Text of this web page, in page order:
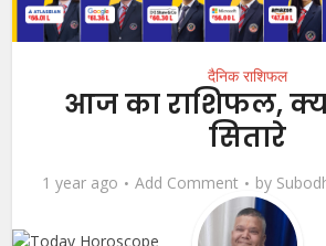
दैनिक राशिफल
आज का राशिफल,
सितारे
1 year ago Add Comment by